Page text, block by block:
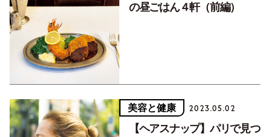
の昼ごはん４軒（前編）
美容と健康 2023.05.02
【ヘアスナップ】パリで見つ